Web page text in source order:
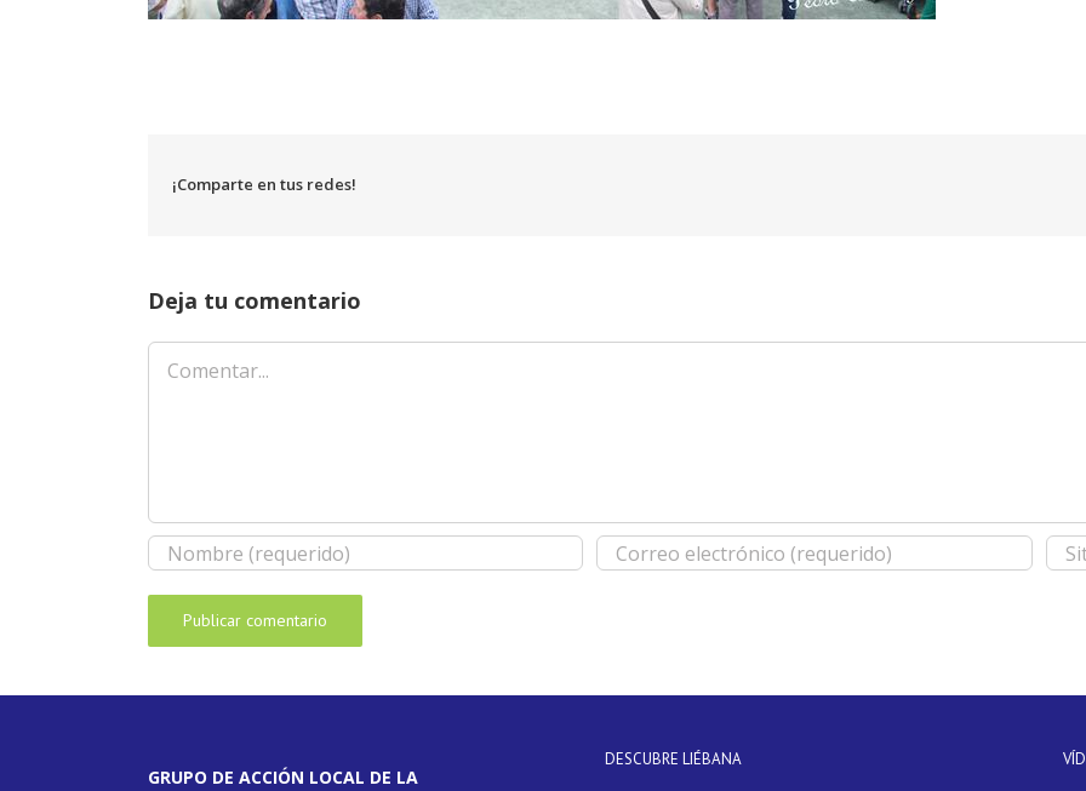
¡Comparte en tus redes!
Deja tu comentario
Comentar
GRUPO DE ACCIÓN LOCAL DE LA
DESCUBRE LIÉBANA